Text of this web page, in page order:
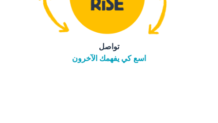
تواصل
اسع كي يفهمك الآخرون